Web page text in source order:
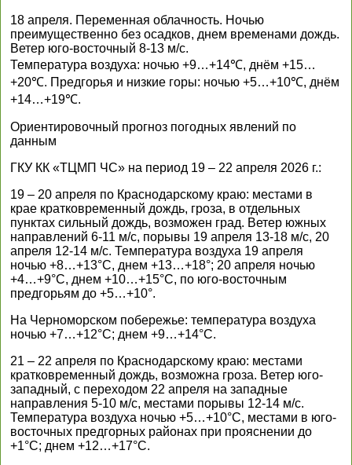
18 апреля. Переменная облачность. Ночью
преимущественно без осадков, днем временами дождь.
Ветер юго-восточный 8-13 м/с.
Температура воздуха: ночью +9…+14℃, днём +15…
+20℃. Предгорья и низкие горы: ночью +5…+10℃, днём
+14…+19℃.
Ориентировочный прогноз погодных явлений по
данным
ГКУ КК «ТЦМП ЧС» на период 19 – 22 апреля 2026 г.:
19 – 20 апреля по Краснодарскому краю: местами в
крае кратковременный дождь, гроза, в отдельных
пунктах сильный дождь, возможен град. Ветер южных
направлений 6-11 м/с, порывы 19 апреля 13-18 м/с, 20
апреля 12-14 м/с. Температура воздуха 19 апреля
ночью +8…+13°С, днем +13…+18°; 20 апреля ночью
+4…+9°С, днем +10…+15°С, по юго-восточным
предгорьям до +5…+10°.
На Черноморском побережье: температура воздуха
ночью +7…+12°С; днем +9…+14°С.
21 – 22 апреля по Краснодарскому краю: местами
кратковременный дождь, возможна гроза. Ветер юго-
западный, с переходом 22 апреля на западные
направления 5-10 м/с, местами порывы 12-14 м/с.
Температура воздуха ночью +5…+10°С, местами в юго-
восточных предгорных районах при прояснении до
+1°С; днем +12…+17°С.